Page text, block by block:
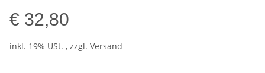
€ 32,80
inkl. 19% USt. , zzgl. Versand